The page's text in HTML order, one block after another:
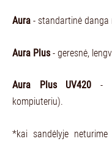
Aura - standartinė danga
Aura Plus- geresnė,
Aura Plus UV420 -
kompiuteriu).
*kai sandėlyje